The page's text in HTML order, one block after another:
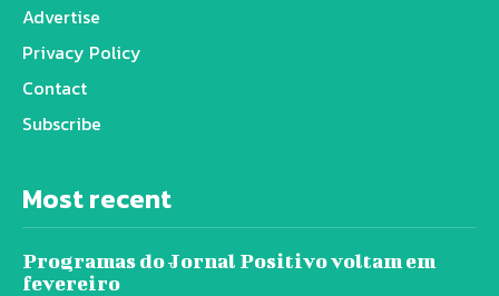
Advertise
Privacy Policy
Contact
Subscribe
Most recent
Programas do Jornal Positivo voltam em
fevereiro